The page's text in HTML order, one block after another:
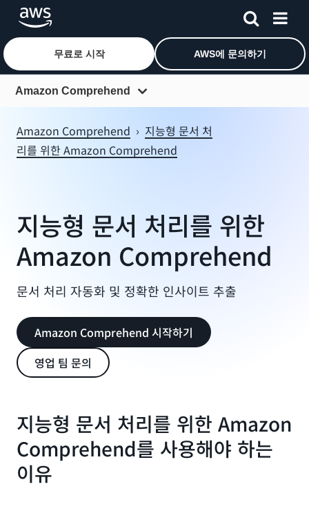
메인 콘텐츠로 건너뛰기
무료로 시작 AWS에 문의하기
Amazon Comprehend
기능
고객
리소스
Amazon Comprehend › 지능형 문서 처
리를 위한 Amazon Comprehend
지능형 문서 처리를 위한
Amazon Comprehend
문서 처리 자동화 및 정확한 인사이트 추출
Amazon Comprehend 시작하기
영업 팀 문의
지능형 문서 처리를 위한 Amazon
Comprehend를 사용해야 하는
이유